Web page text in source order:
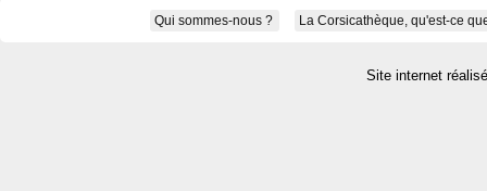
Qui sommes-nous ? La Corsicathèque, qu'est-ce
Site internet